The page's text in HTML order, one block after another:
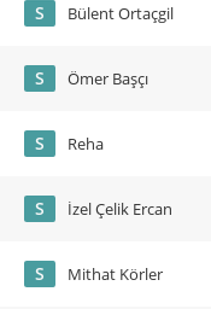
S Bülent Ortaçgil
S Ömer Başçı
S Reha
S İzel Çelik Ercan
S Mithat Körler